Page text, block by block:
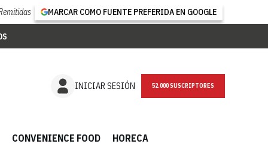
MARCAR COMO FUENTE PREFERIDA EN GOOGLE
INICIAR SESIÓN NEWSLETTER
CONVENIENCE FOOD HORECA